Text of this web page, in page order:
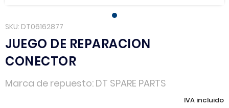
SKU DT06162877
JUEGO DE REPARACION
CONECTOR
Marca de repuesto DT SPARE PARTS
IVA incluido